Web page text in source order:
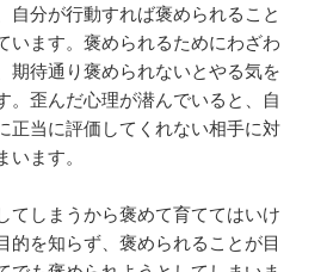
自分が行動すれば褒められること
います。褒められるためにわざわ
期待通り褒められないとやる気を
。歪んだ心理が潜んでいると、自
正当に評価してくれない相手に対
ます。
てしまうから褒めて育ててはいけ
的を知らず、褒められることが目